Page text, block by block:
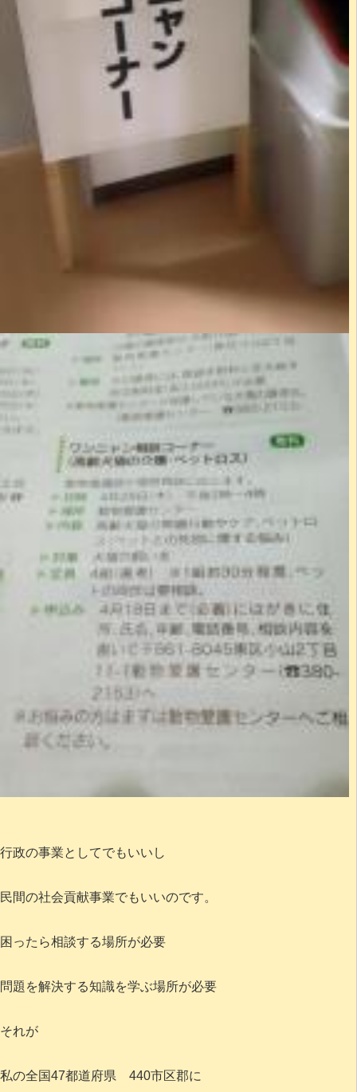
行政の事業としてでもいいし
民間の社会貢献事業でもいいのです。
困ったら相談する場所が必要
問題を解決する知識を学ぶ場所が必要
それが
私の全国47都道府県 440市区郡に